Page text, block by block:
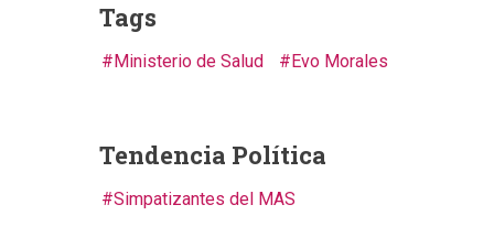
Tags
Ministerio de Salud Evo Morales
Tendencia Política
Simpatizantes del MAS